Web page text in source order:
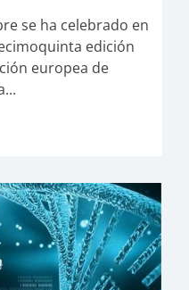
se ha celebrado en
edición
europea de